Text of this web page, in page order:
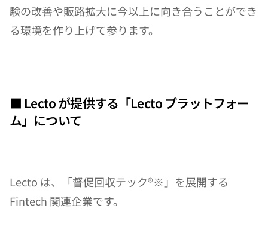
験の改善や販路拡大に今以上に向き合うことができ
る環境を作り上げて参ります。
■ Lecto が提供する「Lecto プラットフォー
ム」について
Lecto は、「督促回収テック®※」を展開する
Fintech 関連企業です。